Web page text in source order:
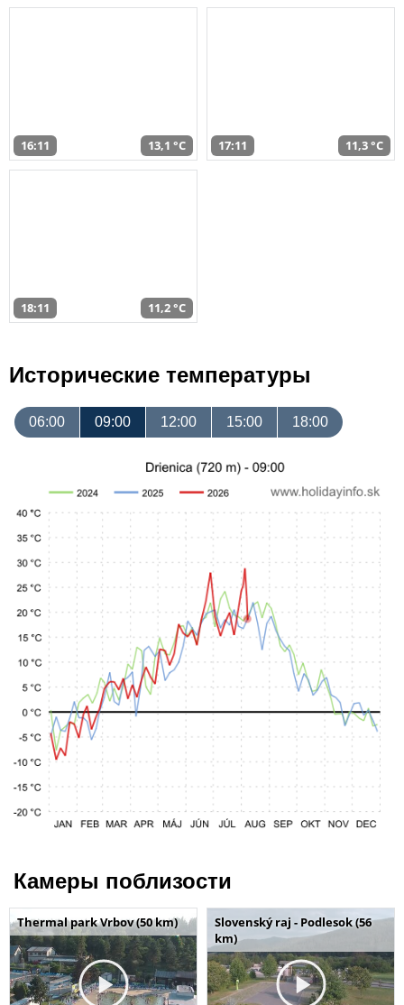
16:11 13,1 °C 17:11 11,3 °C
18:11 11,2 °C
Исторические температуры
06:00 09:00 12:00 15:00 18:00
Камеры поблизости
Thermal park Vrbov (50 km)
Slovenský raj - Podlesok (56
km)